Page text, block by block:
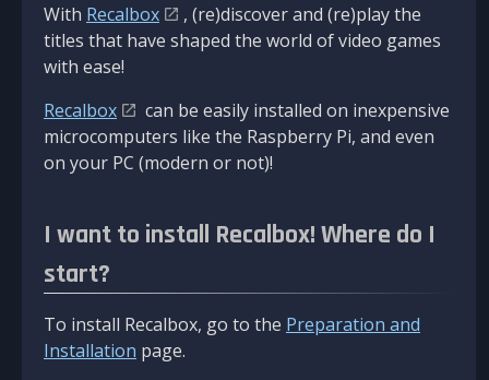
With Recalbox
, (re)discover and (re)play the
titles that have shaped the world of video games
with ease!
Recalbox
can be easily installed on inexpensive
microcomputers like the Raspberry Pi, and even
on your PC (modern or not)!
I want to install Recalbox! Where do I
start?
To install Recalbox, go to the Preparation and
Installation page.